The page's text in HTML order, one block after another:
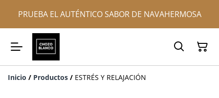
PRUEBA EL AUTÉNTICO SABOR DE NAVAHERMOSA
Inicio / Productos / ESTRÉS Y RELAJACIÓN